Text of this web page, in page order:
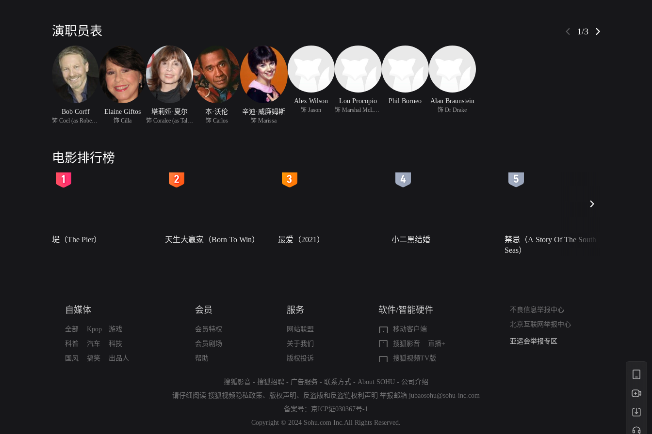
演职员表 1/3
Bob Corff Elaine Giftos
饰 Cilla
塔莉娅·夏尔 本·沃伦
饰 Carlos
辛迪·威廉姆斯
饰 Marissa
Alex Wilson
饰 Jason
Lou Procopio
饰 Marshal McLuhan
Phil Borneo Alan Braunstein
饰 Dr Drake
电影排行榜
堤（The Pier） 天生大赢家（Born To Win） 最爱（2021） 小二黑结婚
禁忌（A Story Of The South
Seas）
自媒体
全部
科普
国风
Kpop
汽车
搞笑
游戏
科技
出品人
会员
会员特权
会员剧场
帮助
服务
网站联盟
关于我们
版权投诉
软件/智能硬件
移动客户端
搜狐影音
直播+
搜狐视频TV版
不良信息举报中心
北京互联网举报中心
算法推荐专项举报
亚运会举报专区
搜狐影音 - 搜狐招聘 - 广告服务 - 联系方式 - About SOHU - 公司介绍
请仔细阅读 搜狐视频隐私政策、 版权声明 、 反盗版和反盗链权利声明 举报邮箱 jubaosohu@sohu-inc.com
备案号： 京ICP证030367号-1
Copyright © 2024 Sohu.com Inc.All Rights Reserved.